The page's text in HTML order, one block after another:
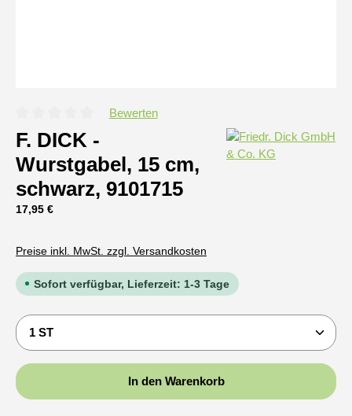
Durchschnittliche Bewertung von 0 von 5 Sternen
Bewerten
F. DICK -
Wurstgabel, 15 cm,
schwarz, 9101715
Regulärer Preis:
17,95 €
Preise inkl. MwSt. zzgl. Versandkosten
Sofort verfügbar, Lieferzeit: 1-3 Tage
Produkt Anzahl: Gib den gewünschten Wert ein
In den Warenkorb